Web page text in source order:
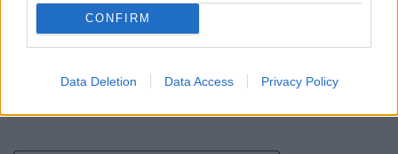
CONFIRM
Data Deletion Data Access Privacy Policy